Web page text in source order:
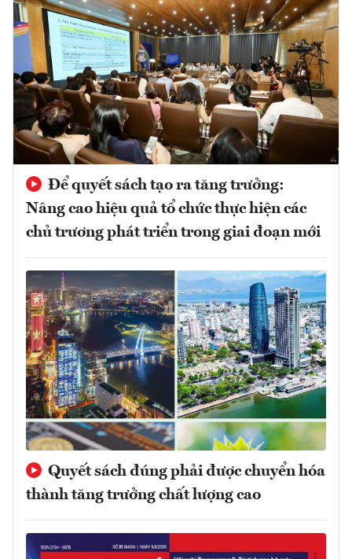
Để quyết sách tạo ra tăng trưởng:
Nâng cao hiệu quả tổ chức thực hiện các
chủ trương phát triển trong giai đoạn mới
Quyết sách đúng phải được chuyển hóa
thành tăng trưởng chất lượng cao